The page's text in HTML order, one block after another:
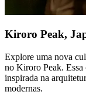
Kiroro Peak,
Explore uma nova
no Kiroro Peak. Essa
inspirada na
modernas.